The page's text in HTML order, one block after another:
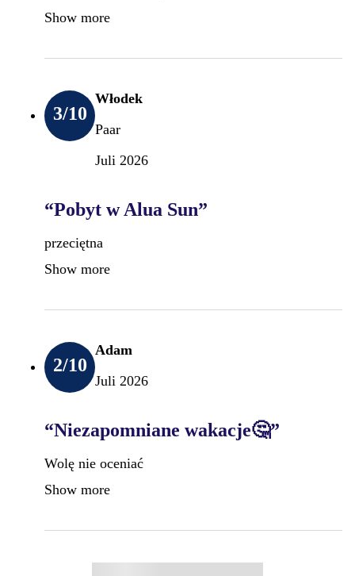
Show more
3/10
Włodek
Paar
Juli 2026
“Pobyt w Alua Sun”
przeciętna
Show more
2/10
Adam
Juli 2026
“Niezapomniane wakacje🤔”
Wolę nie oceniać
Show more